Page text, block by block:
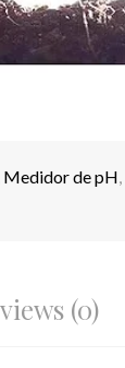
Medidor de pH
(0)